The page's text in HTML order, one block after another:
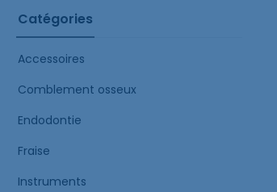
Catégories
Accessoires
Comblement osseux
Endodontie
Fraise
Instruments